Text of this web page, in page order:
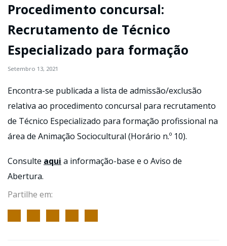
Procedimento concursal:
Recrutamento de Técnico
Especializado para formação
Setembro 13, 2021
Encontra-se publicada a lista de admissão/exclusão
relativa ao procedimento concursal para recrutamento
de Técnico Especializado para formação profissional na
área de Animação Sociocultural (Horário n.º 10).
Consulte aqui a informação-base e o Aviso de
Abertura.
Partilhe em: